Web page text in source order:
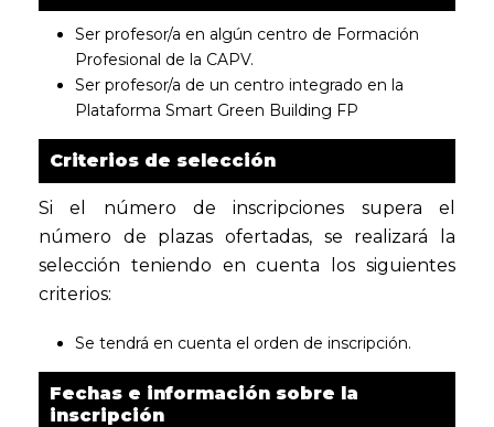
Ser profesor/a en algún centro de Formación
Profesional de la CAPV.
Ser profesor/a de un centro integrado en la
Plataforma Smart Green Building FP
Criterios de selección
Si el número de inscripciones supera el
número de plazas ofertadas, se realizará la
selección teniendo en cuenta los siguientes
criterios:
Se tendrá en cuenta el orden de inscripción.
Fechas e información sobre la
inscripción